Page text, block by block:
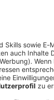
der
Davies fällt
mindestens